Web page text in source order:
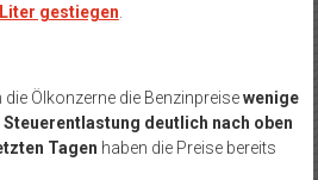
gestiegen
Ölkonzerne die Benzinpreisewenige
deutlich nach oben
Tagen haben die Preise bereits